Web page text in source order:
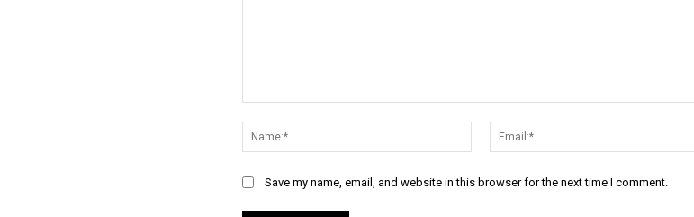
Name:*
Save my name, email, and website in this browser for the next time I comment.